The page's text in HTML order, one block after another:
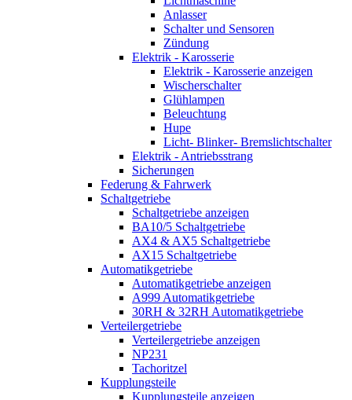
Anlasser
Schalter und Sensoren
Zündung
Elektrik - Karosserie
Elektrik - Karosserie anzeigen
Wischerschalter
Glühlampen
Beleuchtung
Hupe
Licht- Blinker- Bremslichtschalter
Elektrik - Antriebsstrang
Sicherungen
Federung & Fahrwerk
Schaltgetriebe
Schaltgetriebe anzeigen
BA10/5 Schaltgetriebe
AX4 & AX5 Schaltgetriebe
AX15 Schaltgetriebe
Automatikgetriebe
Automatikgetriebe anzeigen
A999 Automatikgetriebe
30RH & 32RH Automatikgetriebe
Verteilergetriebe
Verteilergetriebe anzeigen
NP231
Tachoritzel
Kupplungsteile
Kupplungsteile anzeigen